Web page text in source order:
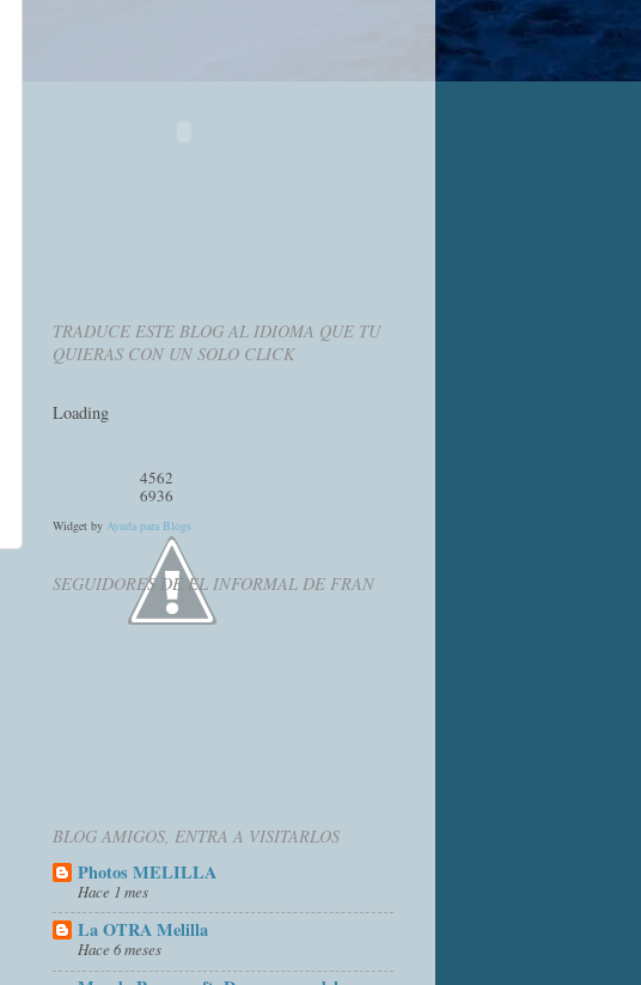
TRADUCE ESTE BLOG AL IDIOMA QUE TU
QUIERAS CON UN SOLO CLICK
Loading
4562
6936
Widget by Ayuda para Blogs
SEGUIDORES DE EL INFORMAL DE FRAN
BLOG AMIGOS, ENTRA A VISITARLOS
Photos MELILLA
Hace 1 mes
La OTRA Melilla
Hace 6 meses